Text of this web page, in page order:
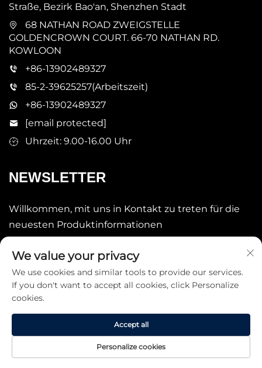
Straße, Bezirk Bao'an, Shenzhen Stadt
68 NATHAN ROAD ZWEIGSTELLE
GOLDENCROWN COURT. 66-70 NATHAN RD.
KOWLOON
+86-13902489327
85-2-39625257(Arbeitszeit)
+86-13902489327
[email protected]
Uhrzeit: 9.00-16.00 Uhr
NEWSLETTER
Willkommen, mit uns in Kontakt zu treten für die
neuesten Produktinformationen
Copyright © 2025 China STARLAKE LTD. Alle Rechte
vorbehalten. - Datenschutzrichtlinie
We value your privacy
We use cookies and similar tools to provide our services.
If you don't want to accept all cookies, click Personalize
cookies.
Personalize cookies
Accept all